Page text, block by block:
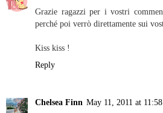
Grazie ragazzi per i vostri
perché poi verrò direttamente sui
Kiss kiss !
Reply
Chelsea Finn May 11, 2011 at